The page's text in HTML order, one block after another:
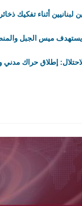
لبنانيين أثناء تفكيك
ميس الجبل
إطلاق حراك